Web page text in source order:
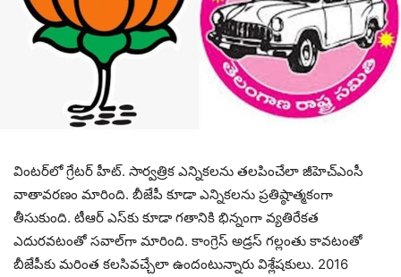
వింట‌ర్‌లో గ్రేట‌ర్ హీట్‌. సార్వ‌త్రిక ఎన్నిక‌ల‌ను త‌ల‌పించేలా జీహెచ్ఎంసీ
వాతావ‌ర‌ణం మారింది. బీజేపీ కూడా ఎన్నిక‌ల‌ను ప్ర‌తిష్ఠాత్మ‌కంగా
తీసుకుంది. టీఆర్ ఎస్‌కు కూడా గ‌తానికి భిన్నంగా వ్య‌తిరేక‌త
ఎదుర‌వ‌టంతో స‌వాల్‌గా మారింది. కాంగ్రెస్ అడ్ర‌స్ గ‌ల్లంతు కావ‌టంతో
బీజేపీకు మ‌రింత క‌ల‌సివ‌చ్చేలా ఉందంటున్నారు విశ్లేష‌కులు. 2016